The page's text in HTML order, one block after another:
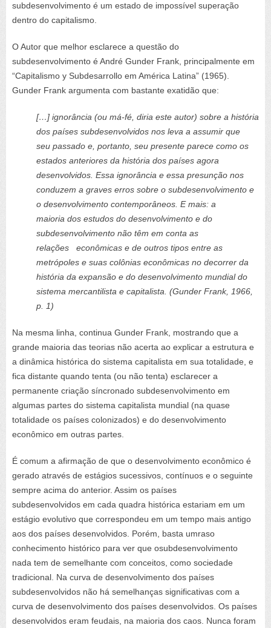
subdesenvolvimento é um estado de impossível superação
dentro do capitalismo.
O Autor que melhor esclarece a questão do
subdesenvolvimento é André Gunder Frank, principalmente em
“Capitalismo y Subdesarrollo em América Latina” (1965).
Gunder Frank argumenta com bastante exatidão que:
[…] ignorância (ou má-fé, diria este autor) sobre a história
dos países subdesenvolvidos nos leva a assumir que
seu passado e, portanto, seu presente parece como os
estados anteriores da história dos países agora
desenvolvidos. Essa ignorância e essa presunção nos
conduzem a graves erros sobre o subdesenvolvimento e
o desenvolvimento contemporâneos. E mais: a
maioria dos estudos do desenvolvimento e do
subdesenvolvimento não têm em conta as
relações econômicas e de outros tipos entre as
metrópoles e suas colônias econômicas no decorrer da
história da expansão e do desenvolvimento mundial do
sistema mercantilista e capitalista. (Gunder Frank, 1966,
p. 1)
Na mesma linha, continua Gunder Frank, mostrando que a
grande maioria das teorias não acerta ao explicar a estrutura e
a dinâmica histórica do sistema capitalista em sua totalidade, e
fica distante quando tenta (ou não tenta) esclarecer a
permanente criação síncronado subdesenvolvimento em
algumas partes do sistema capitalista mundial (na quase
totalidade os países colonizados) e do desenvolvimento
econômico em outras partes.
É comum a afirmação de que o desenvolvimento econômico é
gerado através de estágios sucessivos, contínuos e o seguinte
sempre acima do anterior. Assim os países
subdesenvolvidos em cada quadra histórica estariam em um
estágio evolutivo que correspondeu em um tempo mais antigo
aos dos países desenvolvidos. Porém, basta umraso
conhecimento histórico para ver que osubdesenvolvimento
nada tem de semelhante com conceitos, como sociedade
tradicional. Na curva de desenvolvimento dos países
subdesenvolvidos não há semelhanças significativas com a
curva de desenvolvimento dos países desenvolvidos. Os países
desenvolvidos eram feudais, na maioria dos caos. Nunca foram